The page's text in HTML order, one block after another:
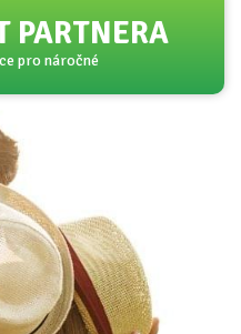
PARTNERA
pro náročné